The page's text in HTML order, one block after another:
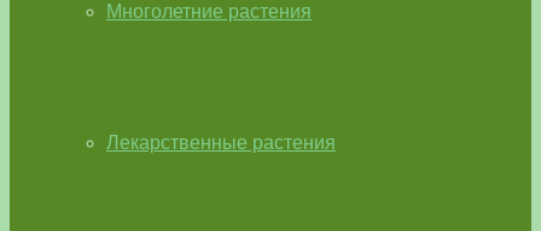
Многолетние растения
Лекарственные растения